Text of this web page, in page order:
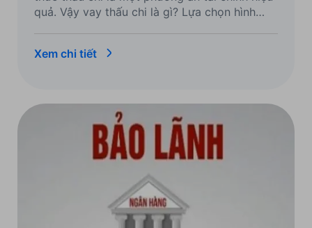
quả. Vậy vay thấu chi là gì? Lựa chọn hình
nhanh chóng?
Xem chi tiết